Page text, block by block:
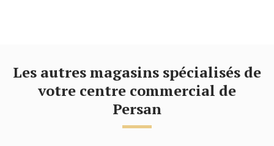
Les autres magasins spécialisés de
votre centre commercial de
Persan